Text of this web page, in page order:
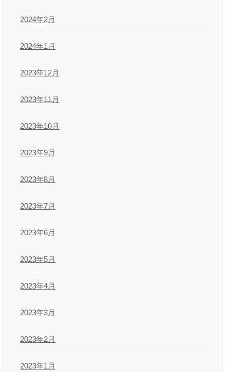
2024年2月
2024年1月
2023年12月
2023年11月
2023年10月
2023年9月
2023年8月
2023年7月
2023年6月
2023年5月
2023年4月
2023年3月
2023年2月
2023年1月